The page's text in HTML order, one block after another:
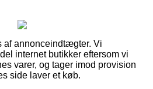
af annonceindtægter. Vi
internet butikker eftersom vi
varer, og tager imod provision
side laver et køb.